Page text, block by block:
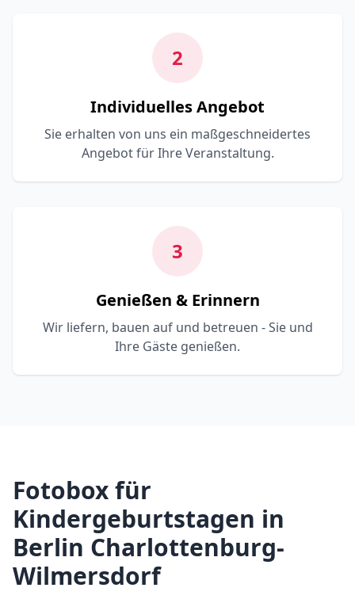
2
Individuelles Angebot
Sie erhalten von uns ein maßgeschneidertes
Angebot für Ihre Veranstaltung.
3
Genießen & Erinnern
Wir liefern, bauen auf und betreuen - Sie und
Ihre Gäste genießen.
Fotobox für
Kindergeburtstagen in
Berlin Charlottenburg-
Wilmersdorf